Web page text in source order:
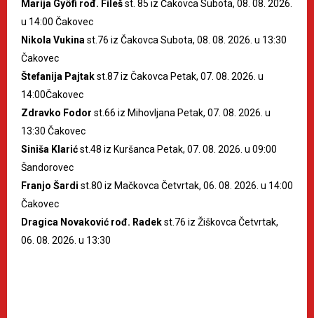
Marija Gyöfi rođ. Filešst. 85 iz Čakovca Subota, 08. 08. 2026.
u 14:00 Čakovec
Nikola Vukina st.76 iz Čakovca Subota, 08. 08. 2026. u 13:30
Čakovec
Štefanija Pajtakst.87 iz Čakovca Petak, 07. 08. 2026. u
14:00Čakovec
Zdravko Fodor st.66 iz Mihovljana Petak, 07. 08. 2026. u
13:30 Čakovec
Siniša Klarićst.48 iz Kuršanca Petak, 07. 08. 2026. u 09:00
Šandorovec
Franjo Šardi st.80 iz Mačkovca Četvrtak, 06. 08. 2026. u 14:00
Čakovec
Dragica Novaković rođ. Radekst.76 iz Žiškovca Četvrtak,
06. 08. 2026. u 13:30